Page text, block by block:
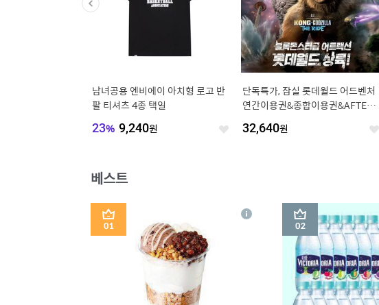
남녀공용 엔비에이 아치형 로고 반
팔 티셔츠 4종 택일
23% 9,240원 좋
단독특가, 잠실 롯데월드 어드벤처
연간이용권&종합이용권&AFTER4
통혜택
32,640원 좋
베스트
1
상
2